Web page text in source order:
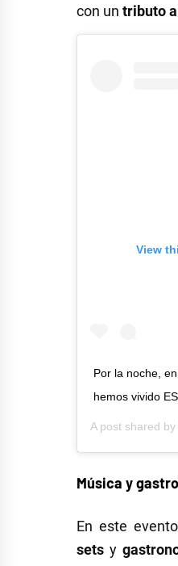
con un tributo
View
Por la noche,
hemos vivido
A post shared by
Música y
En este
sets y